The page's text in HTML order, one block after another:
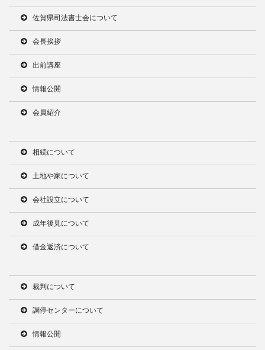
佐賀県司法書士会について
会長挨拶
出前講座
情報公開
会員紹介
相続について
土地や家について
会社設立について
成年後見について
借金返済について
裁判について
調停センターについて
情報公開